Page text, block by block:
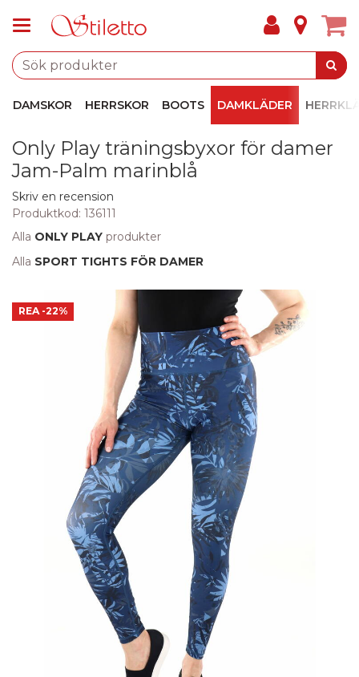
DAMSKOR HERRSKOR BOOTS DAMKLÄDER
Only Play träningsbyxor för damer
Jam-Palm marinblå
Skriv en recension
Produktkod: 136111
Alla ONLY PLAY produkter
Alla SPORT TIGHTS FÖR DAMER
REA -22%